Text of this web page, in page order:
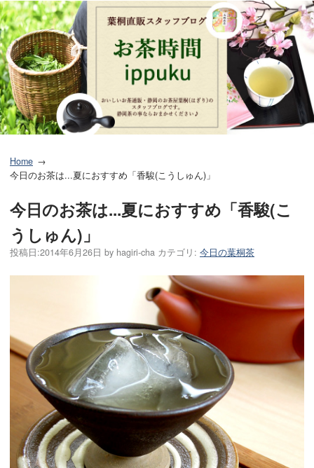
Home
今日のお茶は...夏におすすめ「香駿(こうしゅん)」
今日のお茶は...夏におすすめ「香駿(こ
うしゅん)」
投稿日:2014年6月26日 by hagiri-cha カテゴリ: 今日の葉桐茶